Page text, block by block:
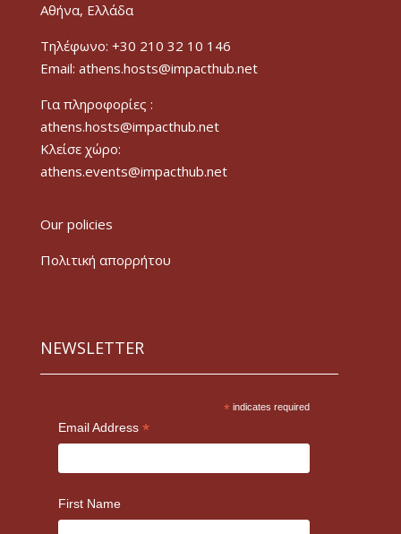
Αθήνα, Ελλάδα
Τηλέφωνο: +30 210 32 10 146
Email: athens.hosts@impacthub.net
Για πληροφορίες :
athens.hosts@impacthub.net
Κλείσε χώρο:
athens.events@impacthub.net
Our policies
Πολιτική απορρήτου
NEWSLETTER
* indicates required
Email Address *
First Name